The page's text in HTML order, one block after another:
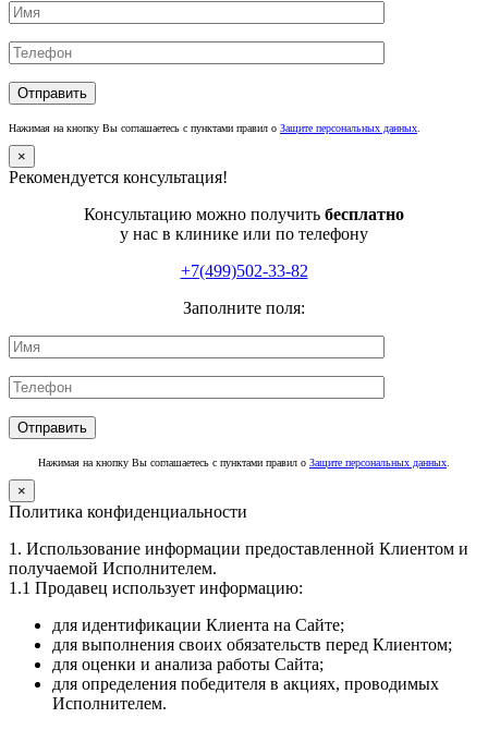
Нажимая на кнопку Вы соглашаетесь с пунктами правил о Защите персональных данных
×
Рекомендуется консультация!
Консультацию можно получить бесплатно
у нас в клинике или по телефону
+7(499)502-33-82
Заполните поля:
Нажимая на кнопку Вы соглашаетесь с пунктами правил о Защите персональных данных
×
Политика конфиденциальности
1. Использование информации предоставленной Клиентом и
получаемой Исполнителем.
1.1 Продавец использует информацию:
для идентификации Клиента на Сайте;
для выполнения своих обязательств перед Клиентом;
для оценки и анализа работы Сайта;
для определения победителя в акциях, проводимых
Исполнителем.